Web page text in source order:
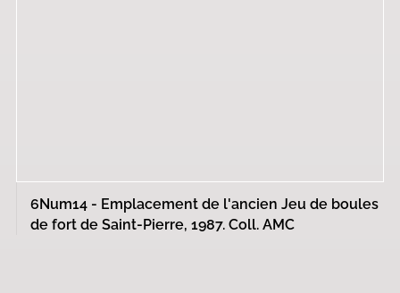
6Num14 - Emplacement de l'ancien Jeu de boules
de fort de Saint-Pierre, 1987. Coll. AMC